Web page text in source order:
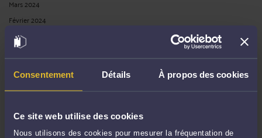
Consentement Détails À propos des cookies
Ce site web utilise des cookies
Nous utilisons des cookies pour mesurer la fréquentation de
Mars 2024
Février 2024
Janvier 2024
Décembre 2023
Août 2023
Juillet 2023